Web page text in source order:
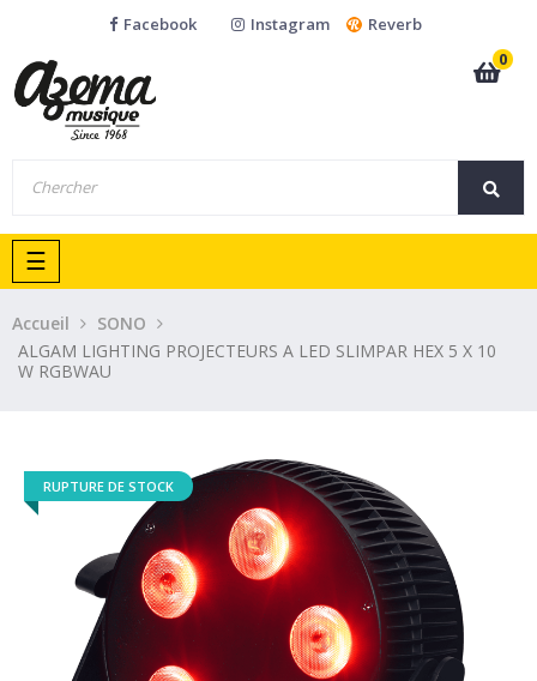
Facebook Instagram
Reverb
0
Basculer
la
navigation
☰
Accueil
SONO
ALGAM LIGHTING PROJECTEURS A LED SLIMPAR HEX 5 X 10
W RGBWAU
RUPTURE DE STOCK